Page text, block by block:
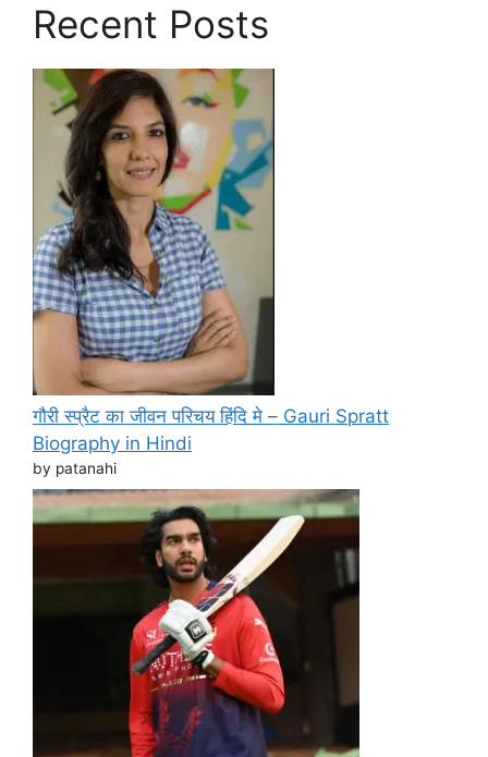
Recent Posts
गौरी स्प्रैट का जीवन परिचय हिंदि मे – Gauri Spratt
Biography in Hindi
by patanahi